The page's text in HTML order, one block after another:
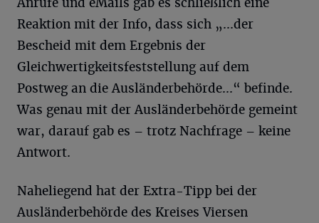
Reaktion mit der Info, dass sich „...der
Bescheid mit dem Ergebnis der
Gleichwertigkeitsfeststellung auf dem
Postweg an die Ausländerbehörde...“ befinde.
Was genau mit der Ausländerbehörde gemeint
war, darauf gab es – trotz Nachfrage – keine
Antwort.
Naheliegend hat der Extra-Tipp bei der
Ausländerbehörde des Kreises Viersen